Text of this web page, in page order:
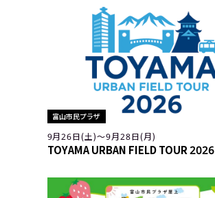
富山市民プラザ
9月26日(土)〜9月28日(月)
TOYAMA URBAN FIELD TOUR 2026